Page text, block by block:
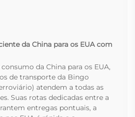
da China para os EUA com
da China para os EUA,
de transporte da Bingo
atendem a todas as
Suas rotas dedicadas entre a
entregas pontuais, a